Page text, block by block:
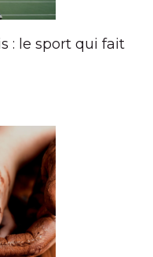
: le sport qui fait